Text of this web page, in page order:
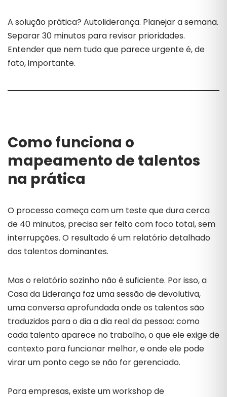
A solução prática? Autoliderança. Planejar a semana.
Separar 30 minutos para revisar prioridades.
Entender que nem tudo que parece urgente é, de
fato, importante.
Como funciona o
mapeamento de talentos
na prática
O processo começa com um teste que dura cerca
de 40 minutos, precisa ser feito com foco total, sem
interrupções. O resultado é um relatório detalhado
dos talentos dominantes.
Mas o relatório sozinho não é suficiente. Por isso, a
Casa da Liderança faz uma sessão de devolutiva,
uma conversa aprofundada onde os talentos são
traduzidos para o dia a dia real da pessoa: como
cada talento aparece no trabalho, o que ele exige de
contexto para funcionar melhor, e onde ele pode
virar um ponto cego se não for gerenciado.
Para empresas, existe um workshop de